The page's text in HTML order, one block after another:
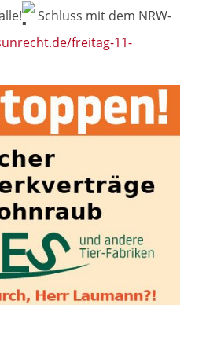
Schluss mit dem NRW-
freitag-11-